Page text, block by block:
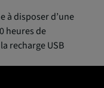
à disposer d’une
heures de
recharge USB